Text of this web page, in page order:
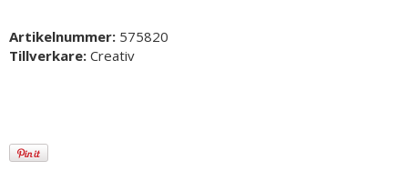
Artikelnummer: 575820
Tillverkare: Creativ